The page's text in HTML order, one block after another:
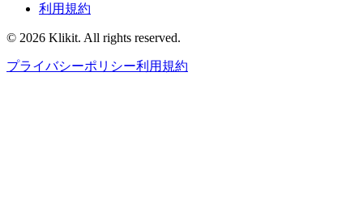
利用規約
© 2026 Klikit. All rights reserved.
プライバシーポリシー利用規約